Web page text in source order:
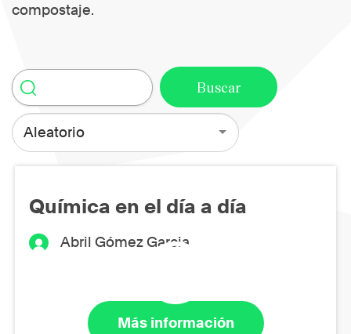
compostaje.
Aleatorio
Química en el día a día
Abril Gómez Garcia
Más información